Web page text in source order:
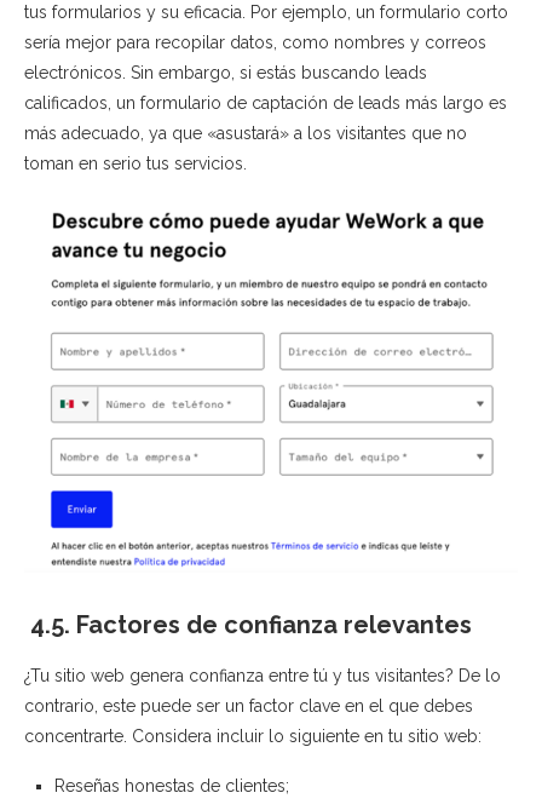
tus formularios y su eficacia. Por ejemplo, un formulario corto
sería mejor para recopilar datos, como nombres y correos
electrónicos. Sin embargo, si estás buscando leads
calificados, un formulario de captación de leads más largo es
más adecuado, ya que «asustará» a los visitantes que no
toman en serio tus servicios.
4.5. Factores de confianza relevantes
¿Tu sitio web genera confianza entre tú y tus visitantes? De lo
contrario, este puede ser un factor clave en el que debes
concentrarte. Considera incluir lo siguiente en tu sitio web:
Reseñas honestas de clientes;